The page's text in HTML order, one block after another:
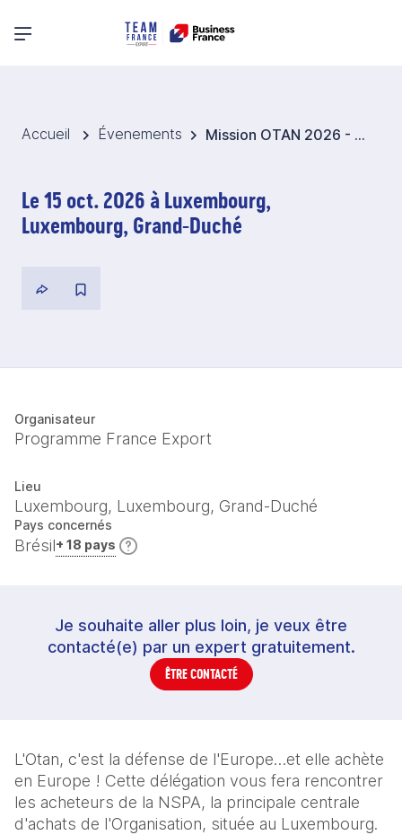
Menu principal
Accueil Évenements Mission OTAN 2026 - Luxembourg
Le 15 oct. 2026 à Luxembourg,
Luxembourg, Grand-Duché
Organisateur
Programme France Export
Lieu
Luxembourg, Luxembourg, Grand-Duché
Pays concernés
Brésil+ 18 pays
Je souhaite aller plus loin, je veux être
contacté(e) par un expert gratuitement.
ÊTRE CONTACTÉ
L'Otan, c'est la défense de l'Europe…et elle achète
en Europe ! Cette délégation vous fera rencontrer
les acheteurs de la NSPA, la principale centrale
d'achats de l'Organisation, située au Luxembourg.